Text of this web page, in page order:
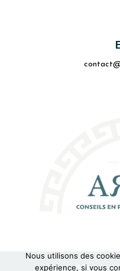
Nous utilisons des
expérience, si vous